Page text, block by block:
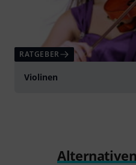
RATGEBER
Violinen